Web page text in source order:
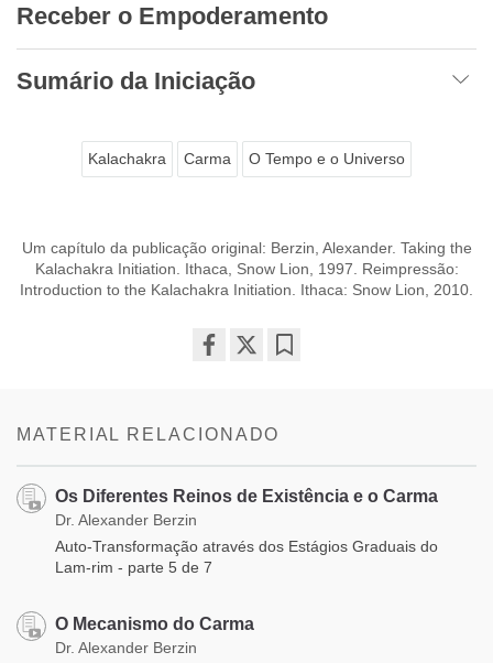
Receber o Empoderamento
Sumário da Iniciação
Kalachakra Carma O Tempo e o Universo
Um capítulo da publicação original: Berzin, Alexander. Taking the
Kalachakra Initiation. Ithaca, Snow Lion, 1997. Reimpressão:
Introduction to the Kalachakra Initiation. Ithaca: Snow Lion, 2010.
MATERIAL RELACIONADO
Os Diferentes Reinos de Existência e o Carma
Dr. Alexander Berzin
Auto-Transformação através dos Estágios Graduais do
Lam-rim - parte 5 de 7
O Mecanismo do Carma
Dr. Alexander Berzin